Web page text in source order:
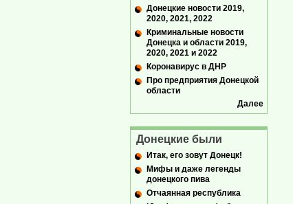
Донецкие новости 2019,
2020, 2021, 2022
Криминальные новости
Донецка и области 2019,
2020, 2021 и 2022
Коронавирус в ДНР
Про предприятия Донецкой
области
Далее
Донецкие были
Итак, его зовут Донецк!
Мифы и даже легенды
донецкого пива
Отчаянная республика